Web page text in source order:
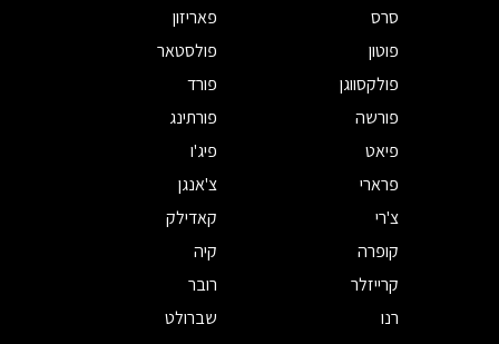
סרס
פאריזון
פוטון
פולסטאר
פולקסווגן
פורד
פורשה
פורתינג
פיאט
פיג'ו
פרארי
צ'אנגן
צ'רי
קאדילק
קופרה
קיה
קרייזלר
רובר
רנו
שברולט